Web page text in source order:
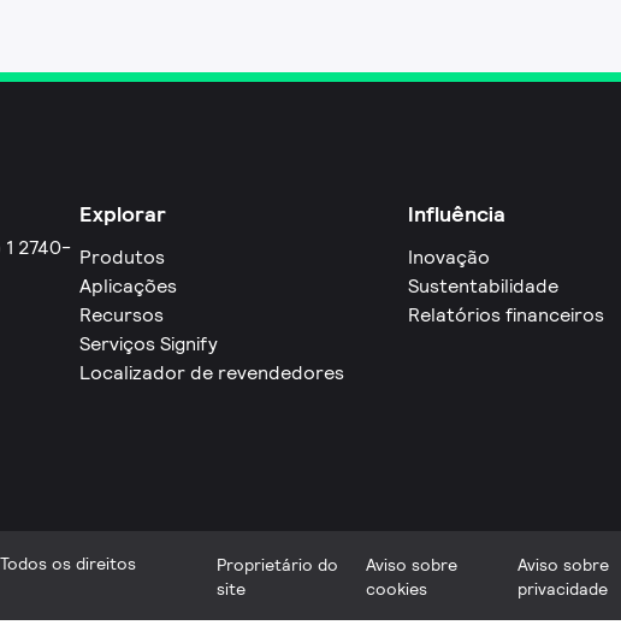
2740-
Explorar
Produtos
Aplicações
Recursos
Serviços Signify
Localizador de revendedores
Influência
Inovação
Sustentabilidade
Relatórios financeiros
os direitos
Proprietário do
site
Aviso sobre
cookies
Aviso sobre
privacidade